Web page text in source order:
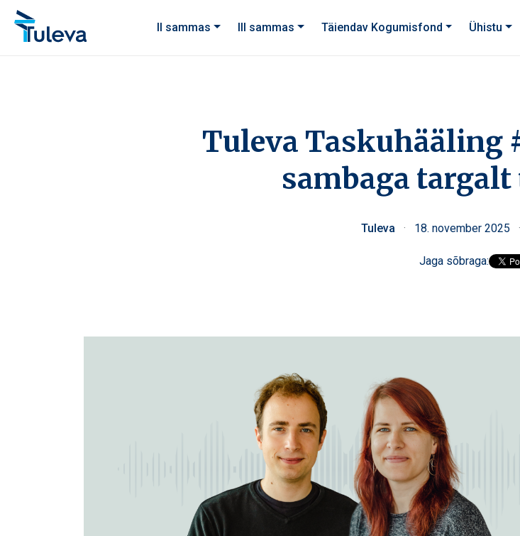
Liigu edasi sisu juurde
II sammas
III sammas Täiendav Kogumisfond Ühistu
Tuleva Taskuhääling
sambaga targalt
Tuleva · 18. november 2025 ·
Jaga sõbraga: